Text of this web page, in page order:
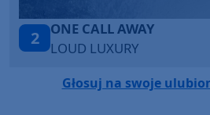
3
Talk To You
ANOTR ft. 54 Ultra
Głosuj na swoje